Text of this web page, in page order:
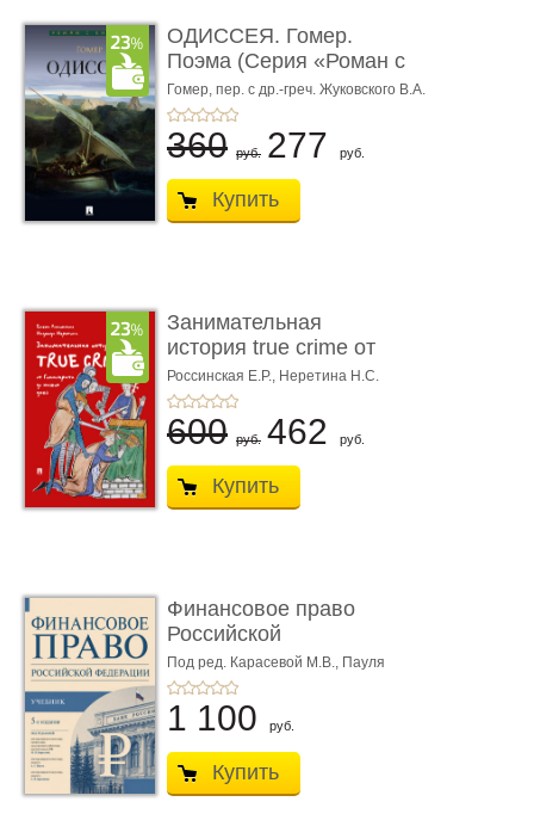
ОДИССЕЯ. Гомер.
Поэма (Серия «Роман с
книгой»)
Гомер, пер. с др.-греч. Жуковского В.А.
360 руб. 277 руб.
Купить
Занимательная
история true crime от
Гиппократа до � ...
Россинская Е.Р., Неретина Н.С.
600 руб. 462 руб.
Купить
Финансовое право
Российской
Федерации. 5-е изд�
...
Под ред. Карасевой М.В., Пауля
А.Г., Красюкова А.В.
1 100 руб.
Купить